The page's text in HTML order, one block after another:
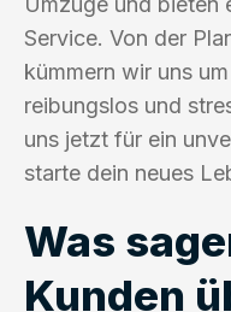
Service. Von der
kümmern wir uns
reibungslos und
uns jetzt für ein
starte dein neues
Was
Kunden